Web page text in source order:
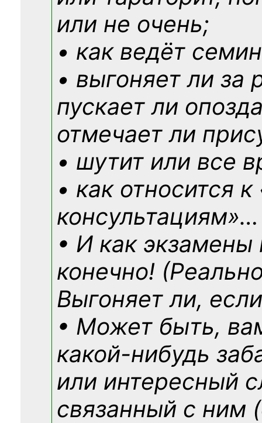
или не очень;
• как ведёт
• выгоняет ли за
пускает ли
отмечает ли
• шутит или все
• как относится
консультациям»…
• И как экзамены
конечно!
Выгоняет ли,
• Может быть,
какой-нибудь
или интересный
связанный с ним